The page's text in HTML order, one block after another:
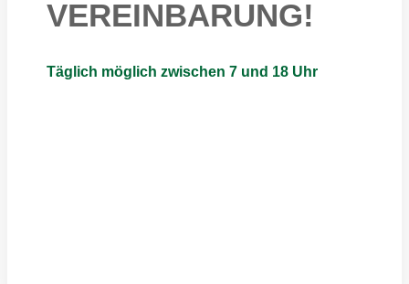
VEREINBARUNG!
Täglich möglich zwischen 7 und 18 Uhr